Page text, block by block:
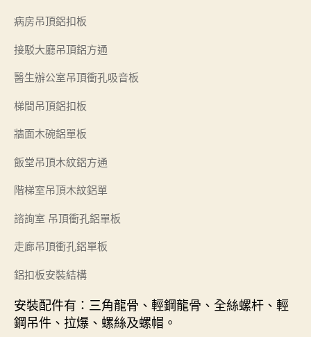
病房吊頂鋁扣板
接駁大廳吊頂鋁方通
醫生辦公室吊頂衝孔吸音板
梯間吊頂鋁扣板
牆面木碗鋁單板
飯堂吊頂木紋鋁方通
階梯室吊頂木紋鋁單
諮詢室 吊頂衝孔鋁單板
走廊吊頂衝孔鋁單板
鋁扣板安裝結構
安裝配件有：三角龍骨、輕鋼龍骨、全絲螺杆、輕
鋼吊件、拉爆、螺絲及螺帽。